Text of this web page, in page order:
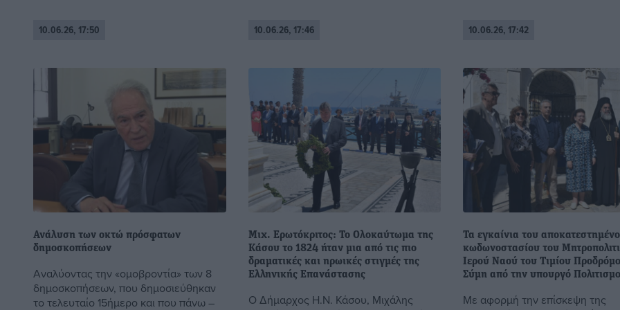
10.06.26, 17:50 10.06.26, 17:46 10.06.26, 17:42
Ανάλυση των οκτώ πρόσφατων
δημοσκοπήσεων
Αναλύοντας την «ομοβροντία» των 8
δημοσκοπήσεων, που δημοσιεύθηκαν
το τελευταίο 15ήμερο και που πάνω –
Μιχ. Ερωτόκριτος: Το Ολοκαύτωμα της
Κάσου το 1824 ήταν μια από τις πιο
δραματικές και ηρωικές στιγμές της
Ελληνικής Επανάστασης
Ο Δήμαρχος Η.Ν. Κάσου, Μιχάλης
Τα εγκαίνια του
κωδωνοστασίου του
Ιερού Ναού του Τιμίου
Σύμη από την υπουργό
Με αφορμή την επίσκεψη της